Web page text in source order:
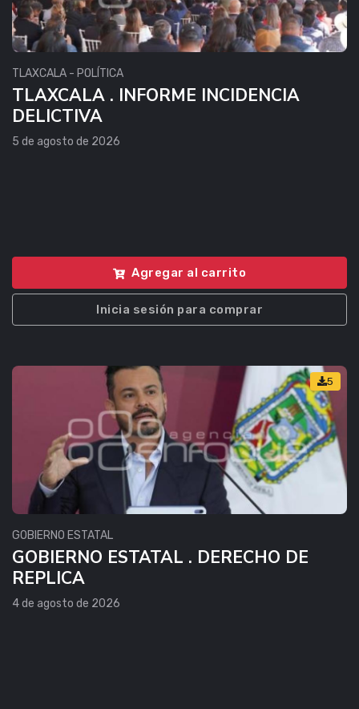
TLAXCALA - POLÍTICA
TLAXCALA . INFORME INCIDENCIA
DELICTIVA
5 de agosto de 2026
Agregar al carrito
Inicia sesión para comprar
5
GOBIERNO ESTATAL
GOBIERNO ESTATAL . DERECHO DE
REPLICA
4 de agosto de 2026